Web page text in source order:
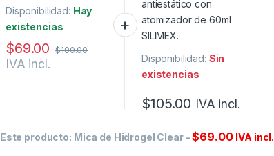
Disponibilidad: Hay
existencias
$69.00 $100.00
IVA incl. Disponibilidad: Sin
existencias
$105.00 IVA incl.
Este producto: Mica de Hidrogel Clear-$69.00 IVA incl.